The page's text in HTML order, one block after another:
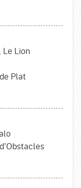
Lion
Plat